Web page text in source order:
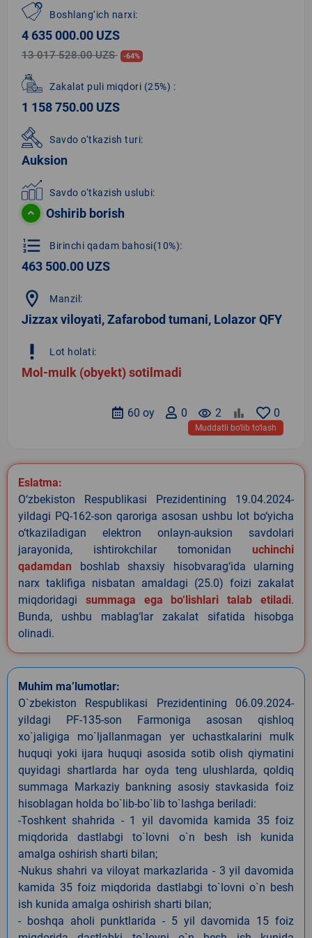
Boshlang‘ich narxi:
4 635 000.00 UZS
13 017 528.00 UZS -64%
Zakalat puli miqdori (25%) :
1 158 750.00 UZS
Savdo o‘tkazish turi:
Auksion
Savdo o‘tkazish uslubi:
Oshirib borish
format_list_numbered Birinchi qadam bahosi(10%):
463 500.00 UZS
location_on Manzil:
Jizzax viloyati, Zafarobod tumani, Lolazor QFY
priority_high Lot holati:
Mol-mulk (obyekt) sotilmadi
0
remove_red_eye 2
0
60 oy
Muddatli bo‘lib to‘lash
Eslatma:
O‘zbekiston Respublikasi Prezidentining 19.04.2024-
yildagi PQ-162-son qaroriga asosan ushbu lot bo‘yicha
o‘tkaziladigan elektron onlayn-auksion savdolari
jarayonida, ishtirokchilar tomonidan uchinchi
qadamdan boshlab shaxsiy hisobvarag‘ida ularning
narx taklifiga nisbatan amaldagi (25.0) foizi zakalat
miqdoridagi summaga ega bo‘lishlari talab etiladi.
Bunda, ushbu mablag‘lar zakalat sifatida hisobga
olinadi.
Muhim ma’lumotlar:
O`zbekiston Respublikasi Prezidentining 06.09.2024-
yildagi PF-135-son Farmoniga asosan qishloq
xo`jaligiga mo`ljallanmagan yer uchastkalarini mulk
huquqi yoki ijara huquqi asosida sotib olish qiymatini
quyidagi shartlarda har oyda teng ulushlarda, qoldiq
summaga Markaziy bankning asosiy stavkasida foiz
hisoblagan holda bo`lib-bo`lib to`lashga beriladi:
-Toshkent shahrida - 1 yil davomida kamida 35 foiz
miqdorida dastlabgi to`lovni o`n besh ish kunida
amalga oshirish sharti bilan;
-Nukus shahri va viloyat markazlarida - 3 yil davomida
kamida 35 foiz miqdorida dastlabgi to`lovni o`n besh
ish kunida amalga oshirish sharti bilan;
- boshqa aholi punktlarida - 5 yil davomida 15 foiz